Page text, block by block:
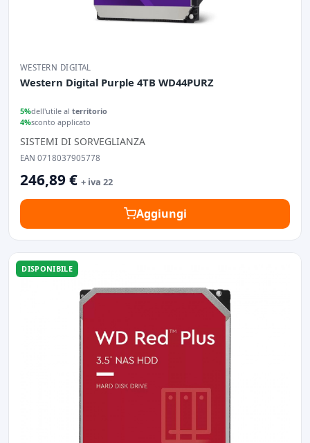
WESTERN DIGITAL
Western Digital Purple 4TB WD44PURZ
5%dell'utile al territorio
4%sconto applicato
SISTEMI DI SORVEGLIANZA
EAN 0718037905778
246,89 € + iva 22
Aggiungi
DISPONIBILE